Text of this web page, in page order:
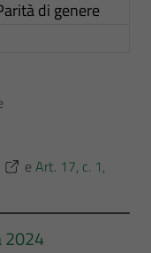
di genere
e Art. 17, c. 1,
2024